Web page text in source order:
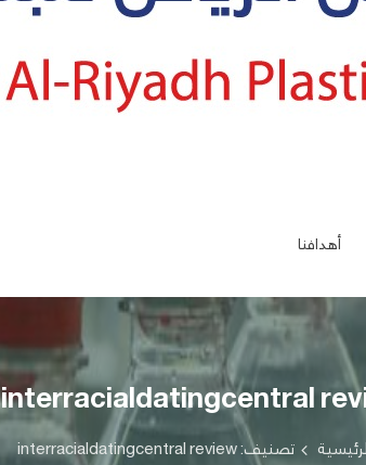
أهدافنا
interracialdatingcentral
تصنيف: interracialdatingcentral review